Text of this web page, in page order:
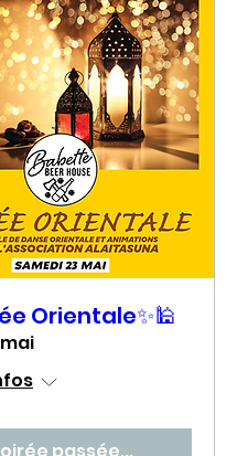
Orientale✨🕌